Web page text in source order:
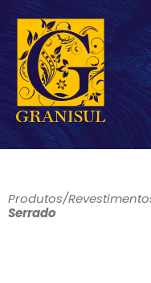
Produtos/
Serrado